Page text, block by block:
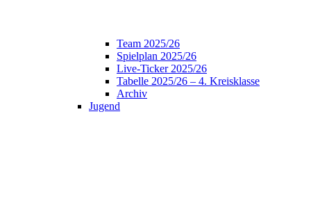
Team 2025/26
Spielplan 2025/26
Live-Ticker 2025/26
Tabelle 2025/26 – 4. Kreisklasse
Archiv
Jugend